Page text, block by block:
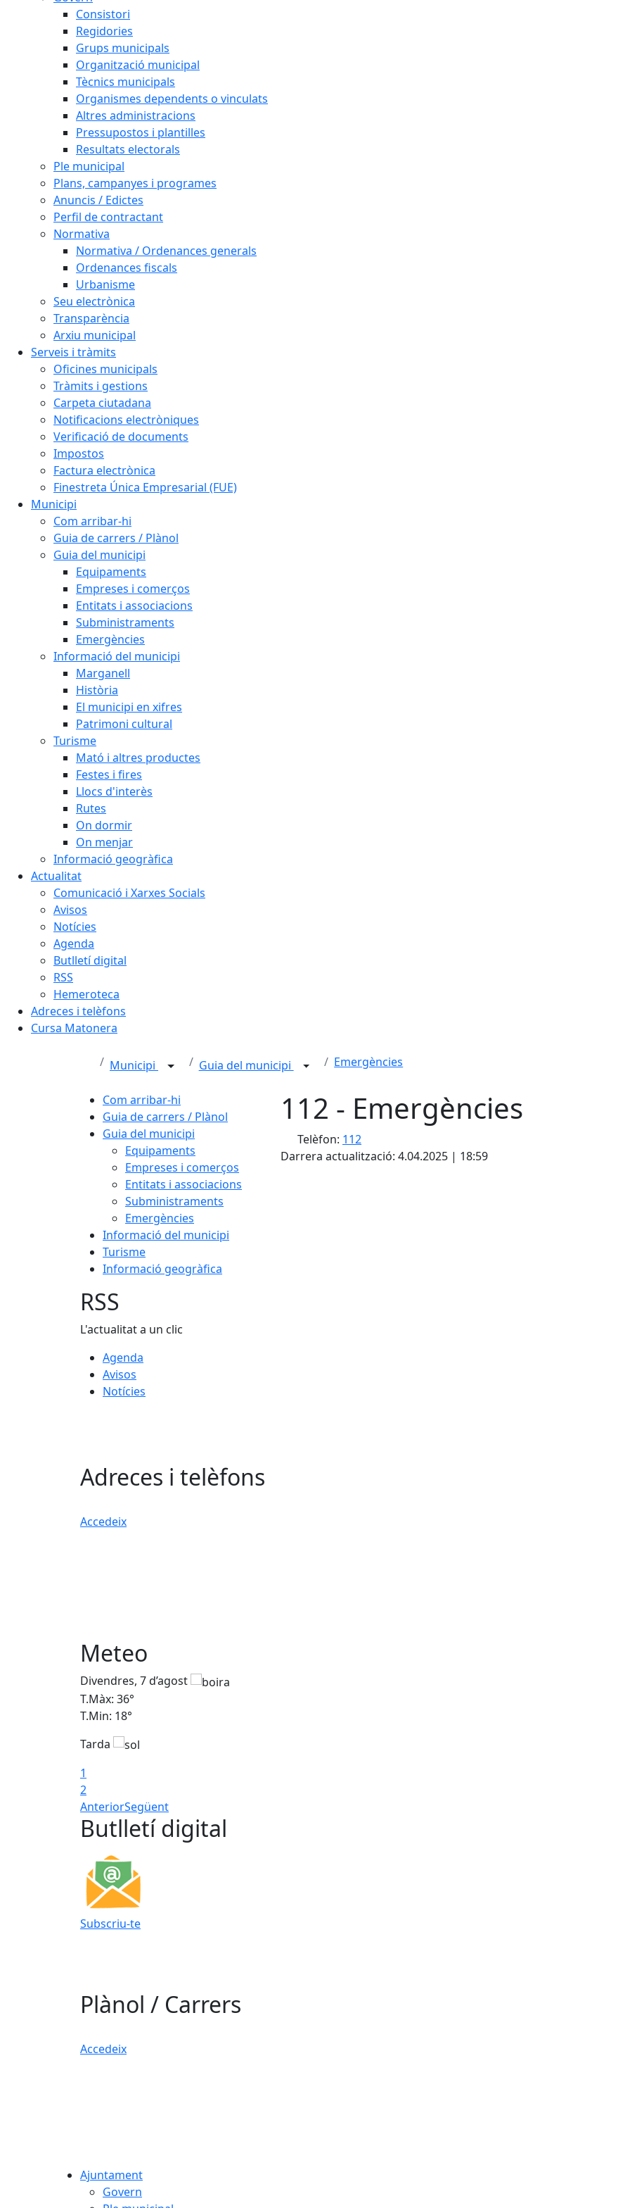
Consistori
Regidories
Grups municipals
Organització municipal
Tècnics municipals
Organismes dependents o vinculats
Altres administracions
Pressupostos i plantilles
Resultats electorals
Ple municipal
Plans, campanyes i programes
Anuncis / Edictes
Perfil de contractant
Normativa
Normativa / Ordenances generals
Ordenances fiscals
Urbanisme
Seu electrònica
Transparència
Arxiu municipal
Serveis i tràmits
Oficines municipals
Tràmits i gestions
Carpeta ciutadana
Notificacions electròniques
Verificació de documents
Impostos
Factura electrònica
Finestreta Única Empresarial (FUE)
Municipi
Com arribar-hi
Guia de carrers / Plànol
Guia del municipi
Equipaments
Empreses i comerços
Entitats i associacions
Subministraments
Emergències
Informació del municipi
Marganell
Història
El municipi en xifres
Patrimoni cultural
Turisme
Mató i altres productes
Festes i fires
Llocs d'interès
Rutes
On dormir
On menjar
Informació geogràfica
Actualitat
Comunicació i Xarxes Socials
Avisos
Notícies
Agenda
Butlletí digital
RSS
Hemeroteca
Adreces i telèfons
Cursa Matonera
Municipi Guia del municipi Emergències
Com arribar-hi
Guia de carrers / Plànol
Guia del municipi
Equipaments
Empreses i comerços
Entitats i associacions
Subministraments
Emergències
Informació del municipi
Turisme
Informació geogràfica
112 - Emergències
Telèfon: 112
Darrera actualització: 4.04.2025 | 18:59
RSS
L'actualitat a un clic
Agenda
Avisos
Notícies
Adreces i telèfons
Accedeix
Meteo
Divendres, 7 d’agost
T.Màx: 36°
T.Min: 18°
Tarda
1
2
AnteriorSegüent
Butlletí digital
Subscriu-te
Plànol / Carrers
Accedeix
Ajuntament
Govern